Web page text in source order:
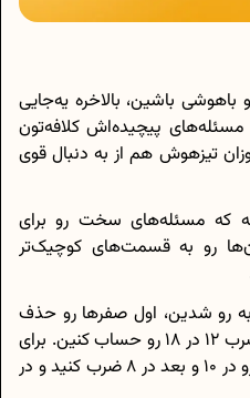
باشین، بالاخره یه‌جایی
مسئله‌های پیچیده‌اش کلافه‌تون
تیزهوش هم از به دنبال قوی
که مسئله‌های سخت رو برای
رو به قسمت‌های کوچیک‌تر
با ضرب 18000 در 12 رو به‌ رو شدین، اول صفرها رو حذف
کنین. بعدش فقط کافیه حاصل ضرب 12 در 18 رو حساب کنین. برای
ساده‌تر شدنش می‌تونین اول 12 رو در 10 و بعد در ۸ ضرب کنید و در